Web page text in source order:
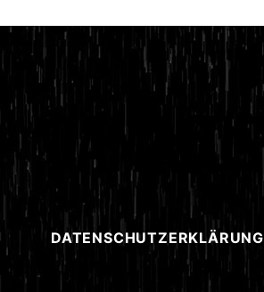
DATENSCHUTZERKLÄRUNG